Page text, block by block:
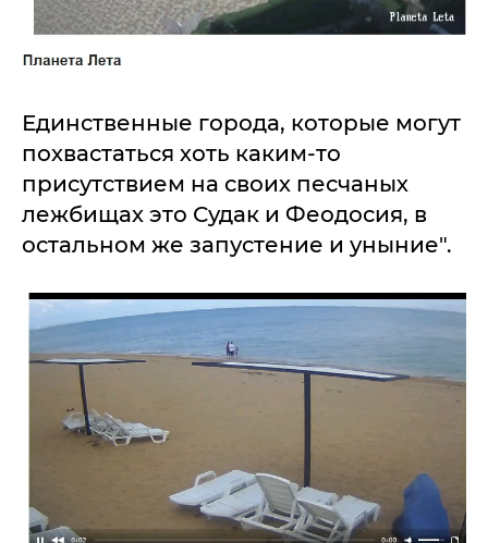
Единственные города, которые могут
похвастаться хоть каким-то
присутствием на своих песчаных
лежбищах это Судак и Феодосия, в
остальном же запустение и уныние".